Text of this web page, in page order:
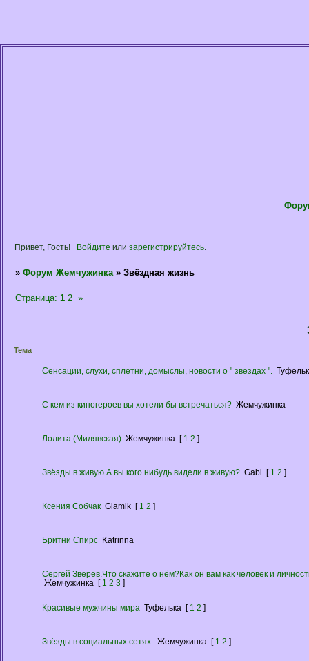
Привет, Гость! Войдите или зарегистрируйтесь.
» Форум Жемчужинка » Звёздная жизнь
Страница: 1 2 »
Тема
Сенсации, слухи, сплетни, домыслы, новости о " звездах ".
C кем из киногероев вы хотели бы встречаться? Жемчужинка
Лолита (Милявская) Жемчужинка [ 1 2 ]
Звёзды в живую.А вы кого нибудь видели в живую? Gabi [ 1 2 ]
Ксения Собчак Glamik [ 1 2 ]
Бритни Спирс Katrinna
Сергей Зверев.Что скажите о нём?Как он вам как человек и
Жемчужинка [ 1 2 3 ]
Красивые мужчины мира Туфелька [ 1 2 ]
Звёзды в социальных сетях. Жемчужинка [ 1 2 ]